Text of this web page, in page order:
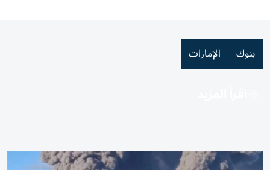
بنوك الإمارات